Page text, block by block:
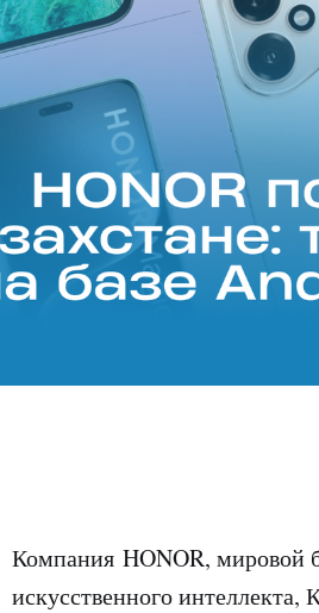
Компания HONOR, мировой
искусственного интеллекта,